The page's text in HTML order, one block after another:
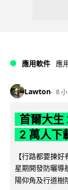
應用軟件 應
Lawton 8
首爾大生
2 萬人下
【行路都要揀
星期開發防曬導
陽仰角及行道樹